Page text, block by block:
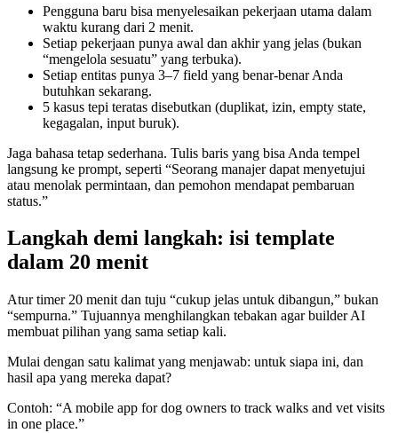
Pengguna baru bisa menyelesaikan pekerjaan utama dalam
waktu kurang dari 2 menit.
Setiap pekerjaan punya awal dan akhir yang jelas (bukan
“mengelola sesuatu” yang terbuka).
Setiap entitas punya 3–7 field yang benar-benar Anda
butuhkan sekarang.
5 kasus tepi teratas disebutkan (duplikat, izin, empty state,
kegagalan, input buruk).
Jaga bahasa tetap sederhana. Tulis baris yang bisa Anda tempel
langsung ke prompt, seperti “Seorang manajer dapat menyetujui
atau menolak permintaan, dan pemohon mendapat pembaruan
status.”
Langkah demi langkah: isi template
dalam 20 menit
Atur timer 20 menit dan tuju “cukup jelas untuk dibangun,” bukan
“sempurna.” Tujuannya menghilangkan tebakan agar builder AI
membuat pilihan yang sama setiap kali.
Mulai dengan satu kalimat yang menjawab: untuk siapa ini, dan
hasil apa yang mereka dapat?
Contoh: “A mobile app for dog owners to track walks and vet visits
in one place.”